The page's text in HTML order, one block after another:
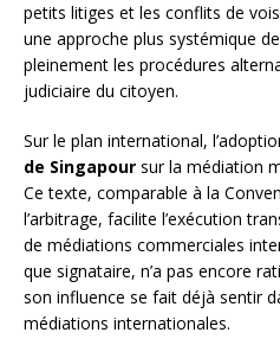
petits litiges et les conflits de
une approche plus systémique
pleinement les procédures
judiciaire du citoyen.
Sur le plan international,
de Singapour sur la médiation
Ce texte, comparable à la
l’arbitrage, facilite l’exécution
de médiations commerciales
que signataire, n’a pas encore
son influence se fait déjà sentir
médiations internationales.